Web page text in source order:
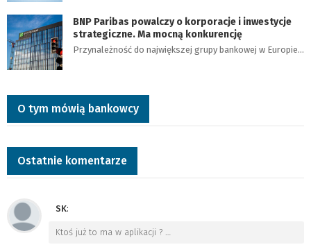
BNP Paribas powalczy o korporacje i inwestycje
strategiczne. Ma mocną konkurencję
Przynależność do największej grupy bankowej w Europie…
O tym mówią bankowcy
Ostatnie komentarze
SK:
Ktoś już to ma w aplikacji ? …